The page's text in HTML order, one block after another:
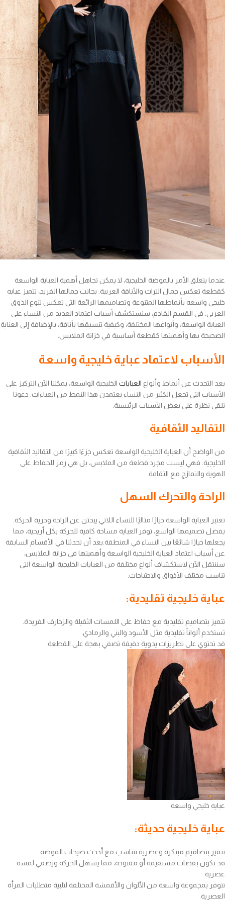
عندما يتعلق الأمر بالموضة الخليجية، لا يمكن تجاهل أهمية العباية الواسعة
كقطعة تعكس جمال التراث والأناقة العربية. بجانب جمالها الفريد، تتميز عبايه
خليجي واسعه بأنماطها المتنوعة وتصاميمها الرائعة التي تعكس تنوع الذوق
العربي. في القسم القادم، سنستكشف أسباب اعتماد العديد من النساء على
العباية الواسعة، وأنواعها المختلفة، وكيفية تنسيقها بأناقة، بالإضافة إلى العناية
الصحيحة بها وأهميتها كقطعة أساسية في خزانة الملابس.
الأسباب لاعتماد عباية خليجية واسعة
بعد التحدث عن أنماط وأنواع العبايات الخليجية الواسعة، يمكننا الآن التركيز على
الأسباب التي تجعل الكثير من النساء يعتمدن هذا النمط من العباءات. دعونا
نلقي نظرة على بعض الأسباب الرئيسية:
التقاليد الثقافية
من الواضح أن العباية الخليجية الواسعة تعكس جزءًا كبيرًا من التقاليد الثقافية
الخليجية. فهي ليست مجرد قطعة من الملابس، بل هي رمز للحفاظ على
الهوية والتمازج مع الثقافة.
الراحة والتحرك السهل
تعتبر العباية الواسعة خيارًا مثاليًا للنساء اللاتي يبحثن عن الراحة وحرية الحركة.
بفضل تصميمها الواسع، توفر العباية مساحة كافية للحركة بكل أريحية، مما
يجعلها خيارًا شائعًا بين النساء في المنطقة.بعد أن تحدثنا في الأقسام السابقة
عن أسباب اعتماد العباية الخليجية الواسعة وأهميتها في خزانة الملابس،
سننتقل الآن لاستكشاف أنواع مختلفة من العبايات الخليجية الواسعة التي
تناسب مختلف الأذواق والاحتياجات.
عباية خليجية تقليدية:
تتميز بتصاميم تقليدية مع حفاظ على اللمسات الثقيلة والزخارف الفريدة.
تستخدم ألواناً تقليدية مثل الأسود والبني والرمادي.
قد تحتوي على تطريزات يدوية دقيقة تضفي بهجة على القطعة.
عبايه خليجي واسعه
عباية خليجية حديثة:
تتميز بتصاميم مبتكرة وعصرية تتناسب مع أحدث صيحات الموضة.
قد تكون بقصات مستقيمة أو مفتوحة، مما يسهل الحركة ويضفي لمسة
عصرية.
تتوفر بمجموعة واسعة من الألوان والأقمشة المختلفة لتلبية متطلبات المرأة
العصرية.